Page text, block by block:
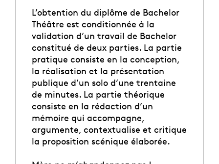
L’obtention du diplôme de Bachelor
Théâtre est conditionnée à la
validation d’un travail de Bachelor
constitué de deux parties. La partie
pratique consiste en la conception,
la réalisation et la présentation
publique d’un solo d’une trentaine
de minutes. La partie théorique
consiste en la rédaction d’un
mémoire qui accompagne,
argumente, contextualise et critique
la proposition scénique élaborée.